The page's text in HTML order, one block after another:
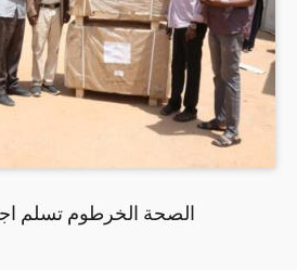
الصحة الخرطوم تسلم